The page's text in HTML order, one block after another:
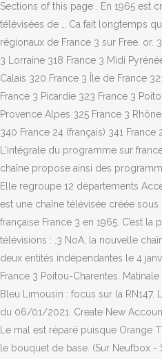
Sections of this page . En 1965 est
télévisées de … Ca fait longtemps
régionaux de France 3 sur Free. or.
3 Lorraine 318 France 3 Midi
Calais 320 France 3 Île de France
France 3 Picardie 323 France 3
Provence Alpes 325 France 3
340 France 24 (français) 341 France
L'intégrale du programme sur
chaîne propose ainsi des
Elle regroupe 12 départements
est une chaîne télévisée créée
française France 3 en 1965. C’est la
télévisions : .3 NoA, la nouvelle
deux entités indépendantes le 4
France 3 Poitou-Charentes.
Bleu Limousin : focus sur la RN147.
du 06/01/2021. Create New
Le mal est réparé puisque Orange
le bouquet de base. (Sur Neufbox -